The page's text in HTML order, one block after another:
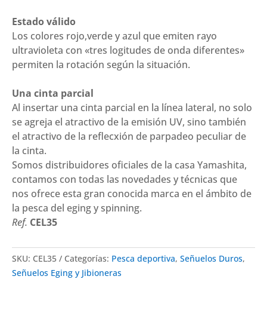
Estado válido
Los colores rojo,verde y azul que emiten rayo
ultravioleta con «tres logitudes de onda diferentes»
permiten la rotación según la situación.
Una cinta parcial
Al insertar una cinta parcial en la línea lateral, no solo
se agreja el atractivo de la emisión UV, sino también
el atractivo de la reflecxión de parpadeo peculiar de
la cinta.
Somos distribuidores oficiales de la casa Yamashita,
contamos con todas las novedades y técnicas que
nos ofrece esta gran conocida marca en el ámbito de
la pesca del egingyspinning.
Ref. CEL35
SKU: CEL35 Categorías: Pesca deportiva, Señuelos Duros,
Señuelos Eging y Jibioneras